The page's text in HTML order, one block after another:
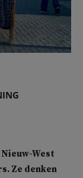
West
Ze denken